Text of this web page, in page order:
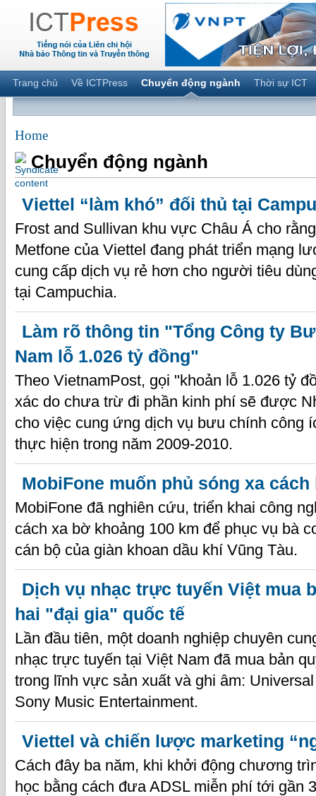
Trang chủ Về ICTPress Chuyển động ngành Thời sự ICT
Home
Chuyển động ngành
Viettel “làm khó” đối thủ tại
Frost and Sullivan khu vực Châu Á cho
Metfone của Viettel đang phát triển mạng
cung cấp dịch vụ rẻ hơn cho người tiêu
tại Campuchia.
Làm rõ thông tin "Tổng Công ty
Nam lỗ 1.026 tỷ đồng"
Theo VietnamPost, gọi "khoản lỗ 1.026 tỷ
xác do chưa trừ đi phần kinh phí sẽ được
cho việc cung ứng dịch vụ bưu chính công
thực hiện trong năm 2009-2010.
MobiFone muốn phủ sóng xa
MobiFone đã nghiên cứu, triển khai công
cách xa bờ khoảng 100 km để phục vụ bà
cán bộ của giàn khoan dầu khí Vũng Tàu.
Dịch vụ nhạc trực tuyến Việt mua
hai "đại gia" quốc tế
Lần đầu tiên, một doanh nghiệp chuyên
nhạc trực tuyến tại Việt Nam đã mua bản
trong lĩnh vực sản xuất và ghi âm:
Sony Music Entertainment.
Viettel và chiến lược marketing
Cách đây ba năm, khi khởi động chương
học bằng cách đưa ADSL miễn phí tới gần